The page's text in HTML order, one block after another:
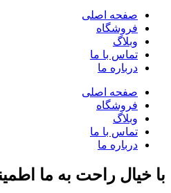
صفحه اصلی
فروشگاه
وبلاگ
تماس با ما
درباره ما
صفحه اصلی
فروشگاه
وبلاگ
تماس با ما
درباره ما
با خیال راحت به ما